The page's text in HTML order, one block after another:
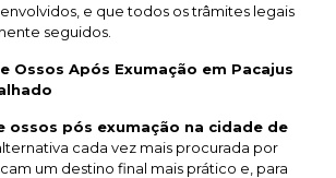
e que todos os trâmites legais
seguidos.
Ossos Após Exumação em Pacajus
ossos pós exumação na cidade de
cada vez mais procurada por
um destino final mais prático e, para